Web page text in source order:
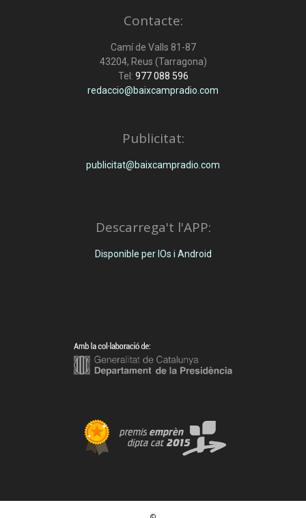
Contacte:
Camí de Valls 81-87
43204, Reus (Tarragona)
Tel: 977 088 596
redaccio@baixcampradio.com
Publicitat:
publicitat@baixcampradio.com
Descarrega't l'APP:
Disponible per IOs i Android